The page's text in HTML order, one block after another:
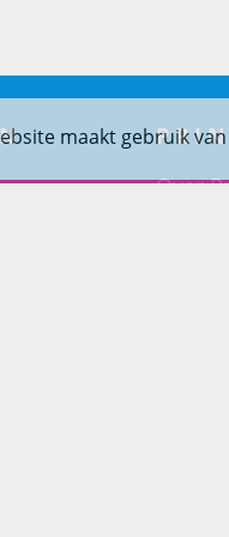
maakt gebruik
Over